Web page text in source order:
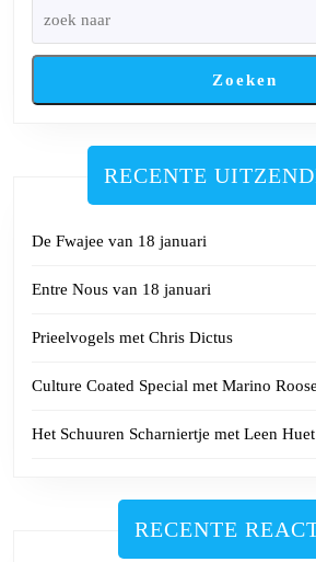
Zoeken
RECENTE
De Fwajee van 18 januari
Entre Nous van 18 januari
Prieelvogels met Chris Dictus
Culture Coated Special met Marino
Het Schuuren Scharniertje met Leen Huet
RECENTE